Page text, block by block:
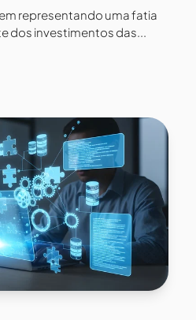
representando uma fatia
dos investimentos das...